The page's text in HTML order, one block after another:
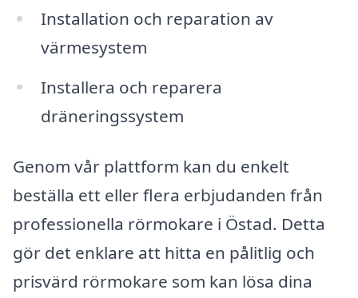
Installation och reparation av
värmesystem
Installera och reparera
dräneringssystem
Genom vår plattform kan du enkelt
beställa ett eller flera erbjudanden från
professionella rörmokare i Östad. Detta
gör det enklare att hitta en pålitlig och
prisvärd rörmokare som kan lösa dina